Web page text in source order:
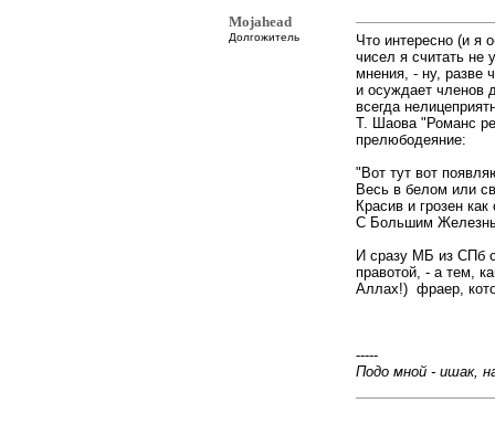
Mojahead
Долгожитель
Что интересно (и я
чисел я считать
мнения, - ну, разве
и осуждает членов
всегда
Т. Шаова "Романс
прелюбодеяние:
"Вот тут вот
Весь в белом или
Красив и грозен как
С Большим
И сразу МБ из СПб
правотой, - а тем,
Аллах!) фраер,
-----
Подо мной - ишак,